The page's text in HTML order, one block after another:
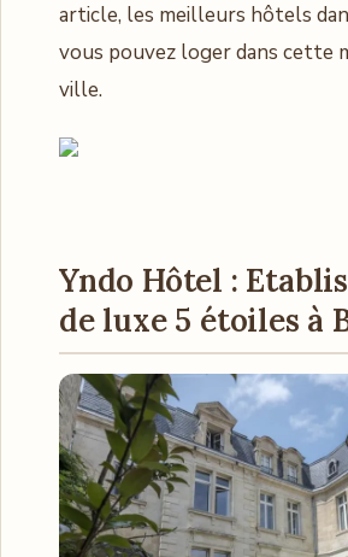
article, les meilleurs hôtels
vous pouvez loger dans cette
ville.
Yndo Hôtel :
de luxe 5 étoiles à